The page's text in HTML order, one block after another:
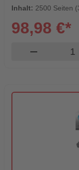
Inhalt: 2500 Seiten
98,98 €*
remove